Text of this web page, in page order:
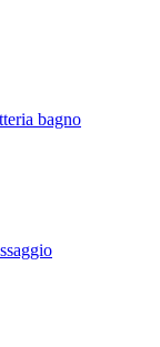
bagno